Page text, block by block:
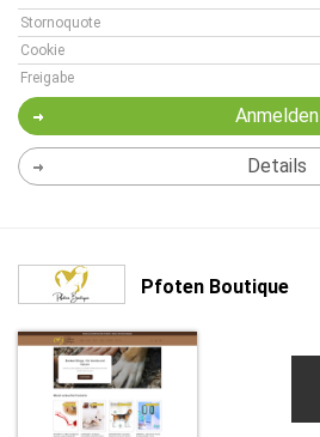
Stornoquote
Cookie
Freigabe
Anmelden
Details
Pfoten Boutique